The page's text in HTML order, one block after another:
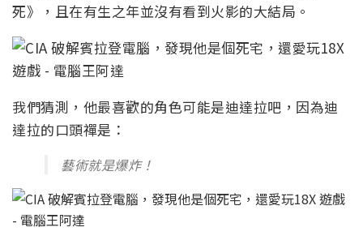
死》，且在有生之年並沒有看到火影的大結局。
我們猜測，他最喜歡的角色可能是迪達拉吧，因為迪
達拉的口頭禪是：
藝術就是爆炸！